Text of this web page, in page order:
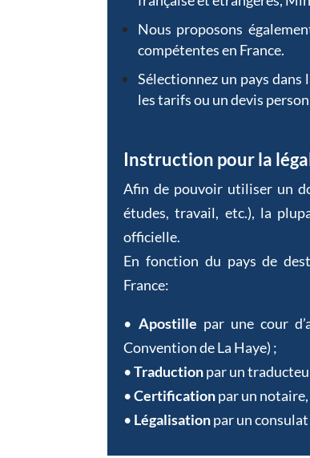
Nous proposons
compétentes en France.
Sélectionnez un pays
les tarifs ou un devis
Instruction pour la
Afin de pouvoir utiliser un
études, travail, etc.), la
officielle.
En fonction du pays de
France:
• Apostille par une cour
Convention de La Haye) ;
•Traductionpar un
•Certificationpar un
• Légalisationpar un